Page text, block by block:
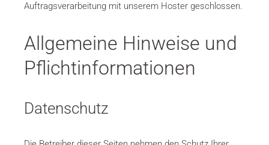
Auftragsverarbeitung mit unserem Hoster geschlossen.
Allgemeine Hinweise und
Pflichtinformationen
Datenschutz